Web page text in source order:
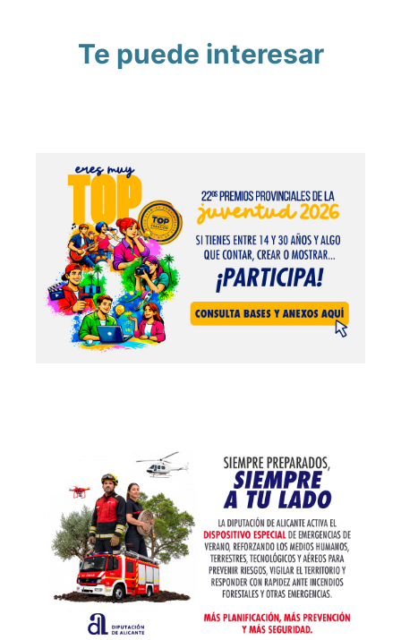
Te puede interesar